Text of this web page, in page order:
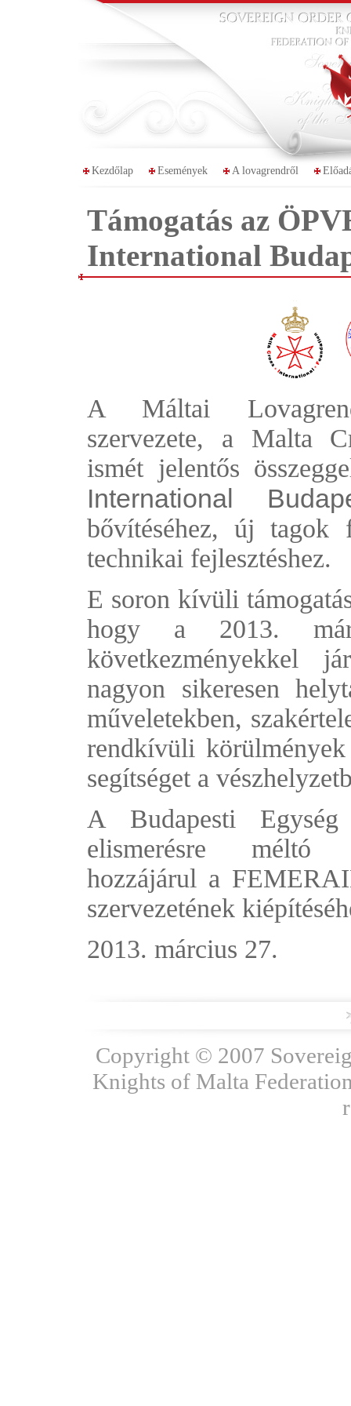
Kezdőlap Események A lovagrendről
Támogatás az
International
A Máltai
szervezete, a Malta
ismét jelentős
International
bővítéséhez, új tagok
technikai fejlesztéshez.
E soron kívüli
hogy a 2013.
következményekkel
nagyon sikeresen
műveletekben,
rendkívüli
segítséget a
A Budapesti
elismerésre méltó
hozzájárul a
szervezetének
2013. március 27.
Copyright © 2007
Knights of Malta